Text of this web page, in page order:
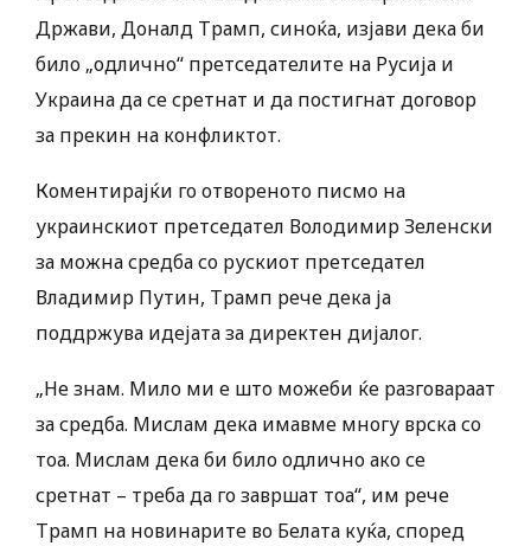
Држави, Доналд Трамп, синоќа, изјави дека би
било „одлично“ претседателите на Русија и
Украина да се сретнат и да постигнат договор
за прекин на конфликтот.
Коментирајќи го отвореното писмо на
украинскиот претседател Володимир Зеленски
за можна средба со рускиот претседател
Владимир Путин, Трамп рече дека ја
поддржува идејата за директен дијалог.
„Не знам. Мило ми е што можеби ќе разговараат
за средба. Мислам дека имавме многу врска со
тоа. Мислам дека би било одлично ако се
сретнат – треба да го завршат тоа“, им рече
Трамп на новинарите во Белата куќа, според